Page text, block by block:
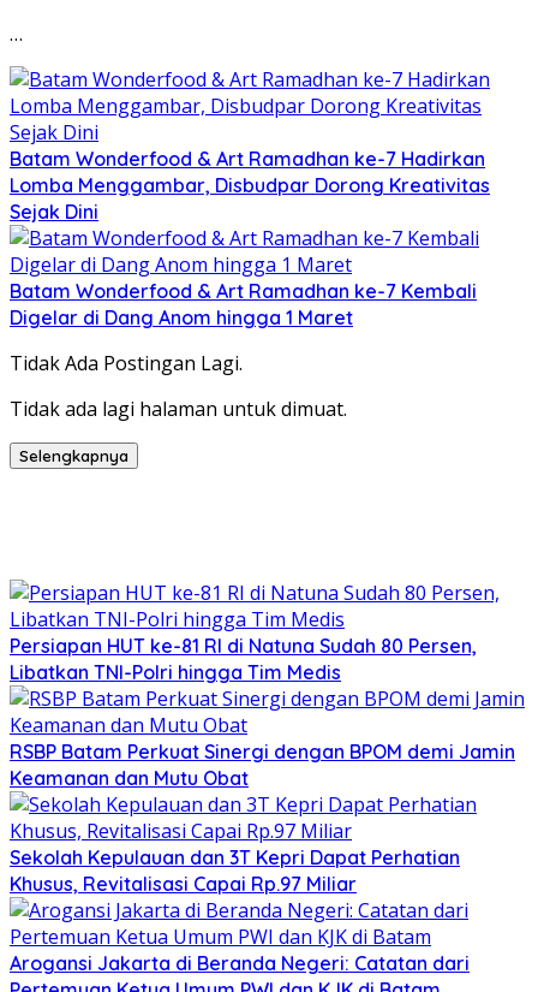
…
Batam Wonderfood & Art Ramadhan ke-7 Hadirkan
Lomba Menggambar, Disbudpar Dorong Kreativitas
Sejak Dini
Batam Wonderfood & Art Ramadhan ke-7 Kembali
Digelar di Dang Anom hingga 1 Maret
Tidak Ada Postingan Lagi.
Tidak ada lagi halaman untuk dimuat.
Selengkapnya
Persiapan HUT ke-81 RI di Natuna Sudah 80 Persen,
Libatkan TNI-Polri hingga Tim Medis
RSBP Batam Perkuat Sinergi dengan BPOM demi Jamin
Keamanan dan Mutu Obat
Sekolah Kepulauan dan 3T Kepri Dapat Perhatian
Khusus, Revitalisasi Capai Rp.97 Miliar
Arogansi Jakarta di Beranda Negeri: Catatan dari